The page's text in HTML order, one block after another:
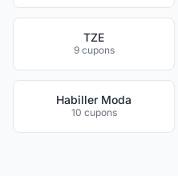
TZE
9 cupons
Habiller Moda
10 cupons